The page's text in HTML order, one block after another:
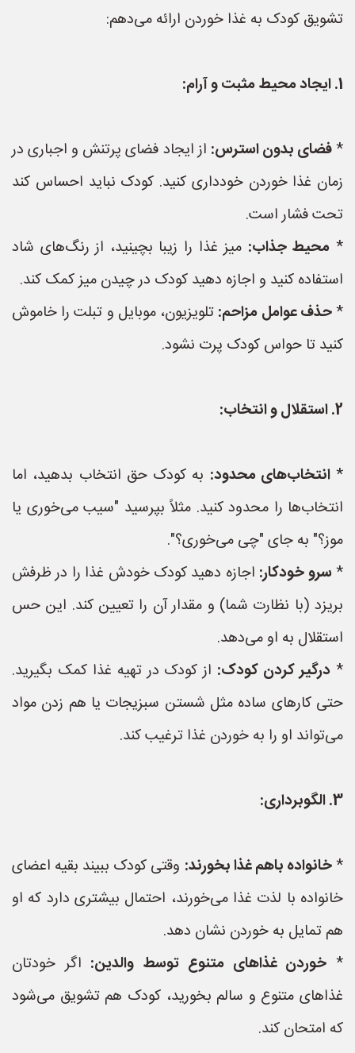
تشویق کودک به غذا خوردن ارائه می‌دهم:
1. ایجاد محیط مثبت و آرام:
*فضای بدون استرس: از ایجاد فضای پرتنش و اجباری در
زمان غذا خوردن خودداری کنید. کودک نباید احساس کند
تحت فشار است.
* محیط جذاب: میز غذا را زیبا بچینید، از رنگ‌های شاد
استفاده کنید و اجازه دهید کودک در چیدن میز کمک کند.
*حذف عوامل مزاحم: تلویزیون، موبایل و تبلت را خاموش
کنید تا حواس کودک پرت نشود.
2. استقلال و انتخاب:
*انتخاب‌های محدود: به کودک حق انتخاب بدهید، اما
انتخاب‌ها را محدود کنید. مثلاً بپرسید "سیب می‌خوری یا
موز؟" به جای "چی می‌خوری؟".
*سرو خودکار: اجازه دهید کودک خودش غذا را در ظرفش
بریزد (با نظارت شما) و مقدار آن را تعیین کند. این حس
استقلال به او می‌دهد.
* درگیر کردن کودک: از کودک در تهیه غذا کمک بگیرید.
حتی کارهای ساده مثل شستن سبزیجات یا هم زدن مواد
می‌تواند او را به خوردن غذا ترغیب کند.
3. الگوبرداری:
*خانواده باهم غذا بخورند: وقتی کودک ببیند بقیه اعضای
خانواده با لذت غذا می‌خورند، احتمال بیشتری دارد که او
هم تمایل به خوردن نشان دهد.
* خوردن غذاهای متنوع توسط والدین: اگر خودتان
غذاهای متنوع و سالم بخورید، کودک هم تشویق می‌شود
که امتحان کند.